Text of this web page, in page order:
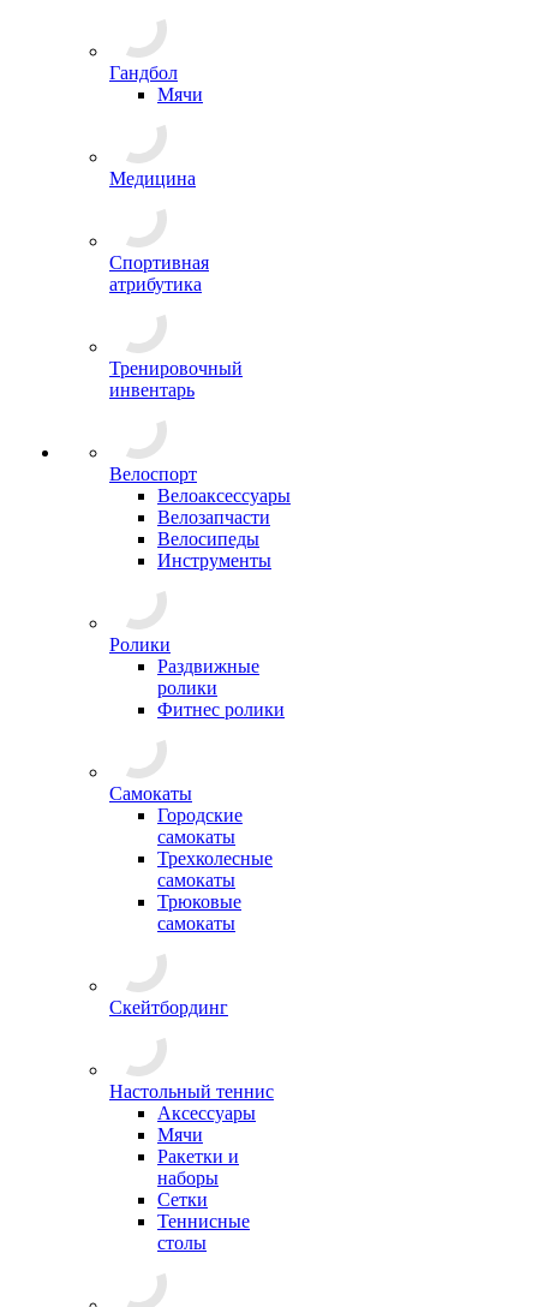
Гандбол
Мячи
Медицина
Спортивная
атрибутика
Тренировочный
инвентарь
Велоспорт
Велоаксессуары
Велозапчасти
Велосипеды
Инструменты
Ролики
Раздвижные
ролики
Фитнес ролики
Самокаты
Городские
самокаты
Трехколесные
самокаты
Трюковые
самокаты
Скейтбординг
Настольный теннис
Аксессуары
Мячи
Ракетки и
наборы
Сетки
Теннисные
столы